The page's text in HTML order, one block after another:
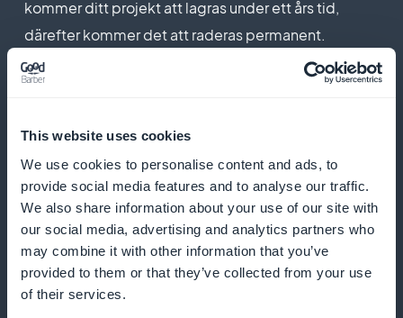
This website uses cookies
We use cookies to personalise content and ads, to
provide social media features and to analyse our traffic.
We also share information about your use of our site with
our social media, advertising and analytics partners who
may combine it with other information that you’ve
provided to them or that they’ve collected from your use
of their services.
kommer ditt projekt att lagras under ett års tid,
därefter kommer det att raderas permanent.
Finns det några extra kostnader?
För att skicka applikationer till App Store och
Google Play måste du registrera dig som utvecklare
direkt via Apple ($99/år eller $299/år förApple
Developer Enterprise Program) och Google
($25/livstid). Det finns inga andra extra kostnader för